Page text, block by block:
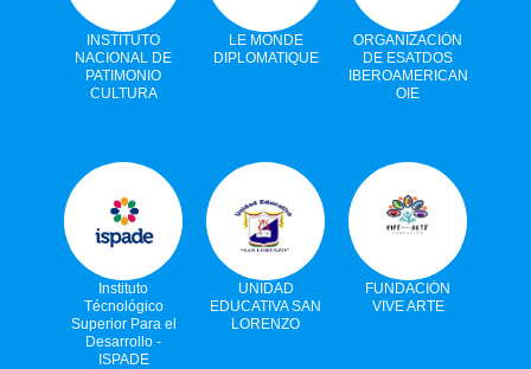
INSTITUTO
NACIONAL DE
PATIMONIO
CULTURA
LE MONDE
DIPLOMATIQUE
ORGANIZACIÓN
DE ESATDOS
IBEROAMERICANOS
OIE
Instituto
Técnológico
Superior Para el
Desarrollo -
ISPADE
UNIDAD
EDUCATIVA SAN
LORENZO
FUNDACIÓN
VIVE ARTE